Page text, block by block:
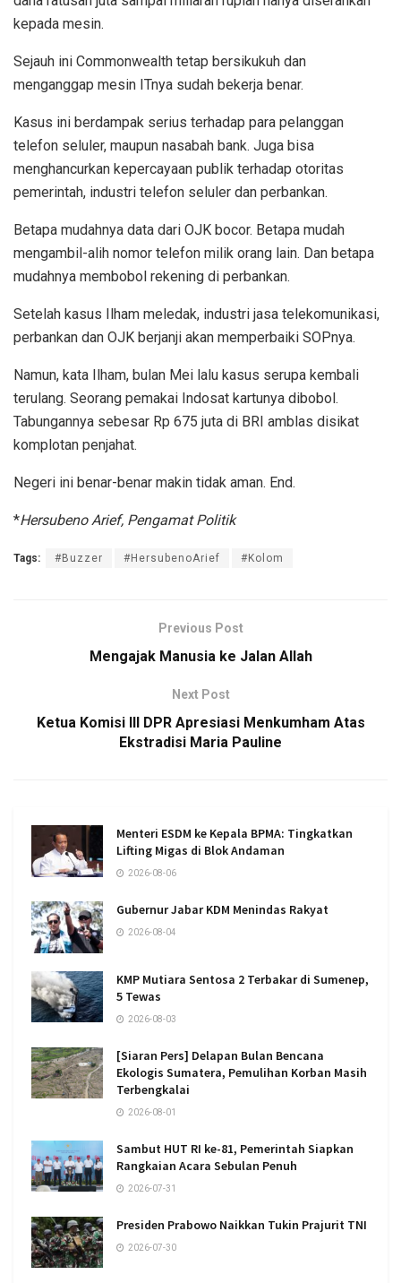
kepada mesin.
Sejauh ini Commonwealth tetap bersikukuh dan
menganggap mesin ITnya sudah bekerja benar.
Kasus ini berdampak serius terhadap para pelanggan
telefon seluler, maupun nasabah bank. Juga bisa
menghancurkan kepercayaan publik terhadap otoritas
pemerintah, industri telefon seluler dan perbankan.
Betapa mudahnya data dari OJK bocor. Betapa mudah
mengambil-alih nomor telefon milik orang lain. Dan betapa
mudahnya membobol rekening di perbankan.
Setelah kasus Ilham meledak, industri jasa telekomunikasi,
perbankan dan OJK berjanji akan memperbaiki SOPnya.
Namun, kata Ilham, bulan Mei lalu kasus serupa kembali
terulang. Seorang pemakai Indosat kartunya dibobol.
Tabungannya sebesar Rp 675 juta di BRI amblas disikat
komplotan penjahat.
Negeri ini benar-benar makin tidak aman. End.
*Hersubeno Arief, Pengamat Politik
Tags: #Buzzer #HersubenoArief #Kolom
Previous Post
Mengajak Manusia ke Jalan Allah
Next Post
Ketua Komisi III DPR Apresiasi Menkumham Atas
Ekstradisi Maria Pauline
Menteri ESDM ke Kepala BPMA: Tingkatkan
Lifting Migas di Blok Andaman
2026-08-06
Gubernur Jabar KDM Menindas Rakyat
2026-08-04
KMP Mutiara Sentosa 2 Terbakar di Sumenep,
5 Tewas
2026-08-03
[Siaran Pers] Delapan Bulan Bencana
Ekologis Sumatera, Pemulihan Korban Masih
Terbengkalai
2026-08-01
Sambut HUT RI ke-81, Pemerintah Siapkan
Rangkaian Acara Sebulan Penuh
2026-07-31
Presiden Prabowo Naikkan Tukin Prajurit TNI
2026-07-30